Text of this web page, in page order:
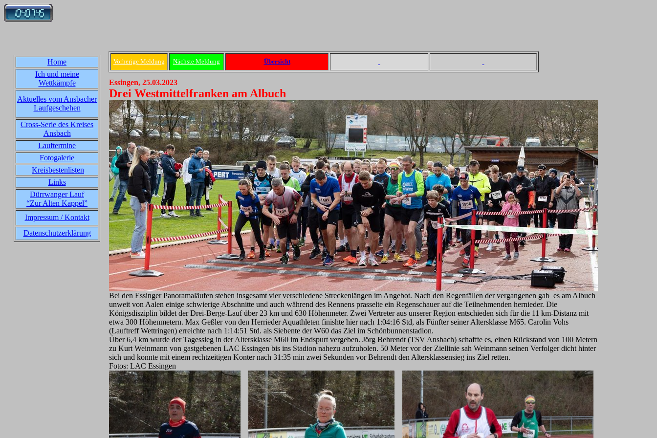
Home
Ich und meine
Wettkämpfe
Aktuelles vom Ansbacher
Laufgeschehen
Cross-Serie des Kreises
Ansbach
Lauftermine
Fotogalerie
Kreisbestenlisten
Links
Dürrwanger Lauf
“Zur Alten Kappel”
Impressum / Kontakt
Datenschutzerklärung
Vorherige Meldung Nächste Meldung Übersicht
Essingen, 25.03.2023
Drei Westmittelfranken am Albuch
Bei den Essinger Panoramaläufen stehen insgesamt vier verschiedene Streckenlängen im Angebot. Nach den Regenfällen der vergangenen gab es am Albuch
unweit von Aalen einige schwierige Abschnitte und auch während des Rennens prasselte ein Regenschauer auf die Teilnehmenden hernieder. Die
Königsdisziplin bildet der Drei-Berge-Lauf über 23 km und 630 Höhenmeter. Zwei Vertreter aus unserer Region entschieden sich für die 11 km-Distanz mit
etwa 300 Höhenmetern. Max Geßler von den Herrieder Aquathleten finishte hier nach 1:04:16 Std, als Fünfter seiner Altersklasse M65. Carolin Vohs
(Lauftreff Wettringen) erreichte nach 1:14:51 Std. als Siebente der W60 das Ziel im Schönbunnenstadion.
Über 6,4 km wurde der Tagessieg in der Altersklasse M60 im Endspurt vergeben. Jörg Behrendt (TSV Ansbach) schaffte es, einen Rückstand von 100 Metern
zu Kurt Weinmann von gastgebenen LAC Essingen bis ins Stadion nahezu aufzuholen. 50 Meter vor der Ziellinie sah Weinmann seinen Verfolger dicht hinter
sich und konnte mit einem rechtzeitigen Konter nach 31:35 min zwei Sekunden vor Behrendt den Altersklassensieg ins Ziel retten.
Fotos: LAC Essingen